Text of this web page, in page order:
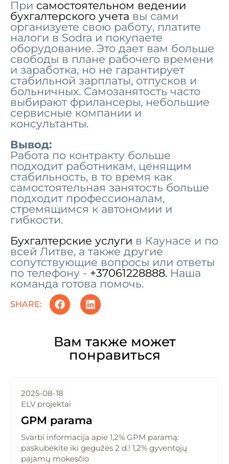
При самостоятельном ведении
бухгалтерского учета вы сами
организуете свою работу, платите
налоги в Sodra и покупаете
оборудование. Это дает вам больше
свободы в плане рабочего времени
и заработка, но не гарантирует
стабильной зарплаты, отпусков и
больничных. Самозанятость часто
выбирают фрилансеры, небольшие
сервисные компании и
консультанты.
Вывод:
Работа по контракту больше
подходит работникам, ценящим
стабильность, в то время как
самостоятельная занятость больше
подходит профессионалам,
стремящимся к автономии и
гибкости.
Бухгалтерские услуги в Каунасе и по
всей Литве, а также другие
сопутствующие вопросы или ответы
по телефону - +37061228888. Наша
команда готова помочь.
SHARE:
Вам также может
понравиться
2025-08-18
ELV projektai
GPM parama
Svarbi informacija apie 1,2% GPM paramą:
paskubėkite iki gegužės 2 d.! 1,2% gyventojų
pajamų mokesčio